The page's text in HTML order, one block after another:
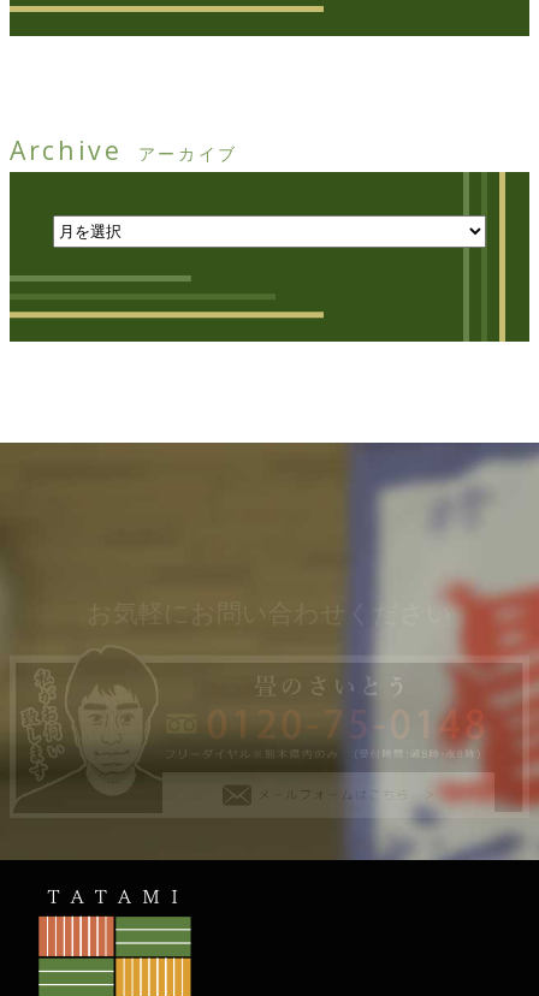
Archive アーカイブ
お気軽にお問い合わせください